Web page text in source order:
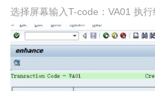
选择屏幕输入T-code：VA01 执行